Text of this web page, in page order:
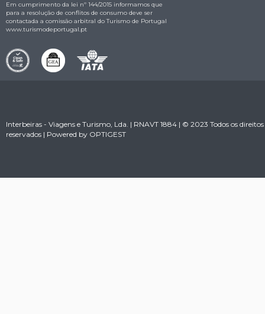
Em cumprimento da lei nº 144/2015 informamos que
para a resolução de conflitos de consumo deve ser
contactada a comissão arbitral do Turismo de Portugal
www.turismodeportugal.pt
Interbeiras - Viagens e Turismo, Lda. | RNAVT 1884 | © 2023 Todos os direitos
reservados | Powered by OPTIGEST